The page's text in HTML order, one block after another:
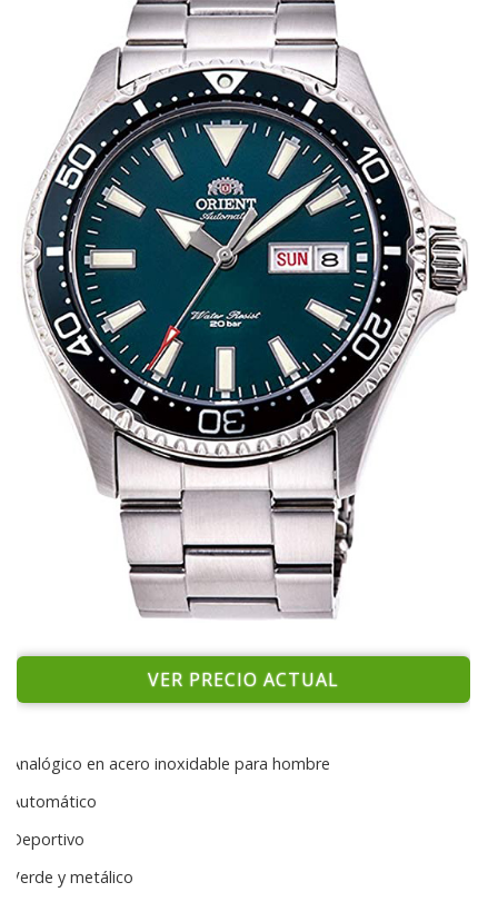
VER PRECIO ACTUAL
Analógico en acero inoxidable para hombre
Automático
Deportivo
Verde y metálico